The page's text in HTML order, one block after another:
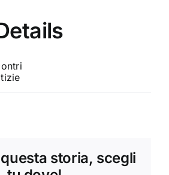
storia, scegli